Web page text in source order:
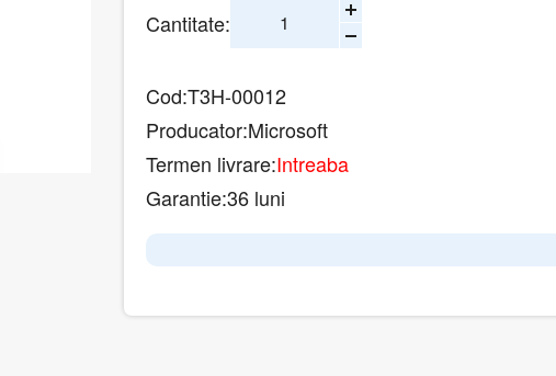
Cantitate:
Cod:T3H-00012
Producator:Microsoft
Termen livrare:Intreaba
Garantie:36 luni